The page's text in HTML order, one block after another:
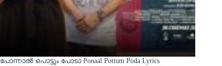
പോന്നാൽ പൊട്ടും പോടാ Ponaal Pottum Poda Lyrics